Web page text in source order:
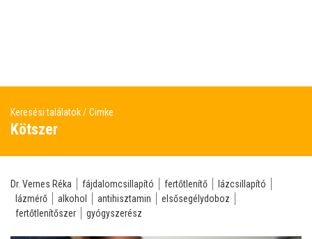
Keresési találatok Cimke
Kötszer
Dr. Vernes Réka fájdalomcsillapító fertőtlenítő
lázcsillapító
lázmérő
alkohol antihisztamin
elsősegélydoboz
fertőtlenítőszer
gyógyszerész